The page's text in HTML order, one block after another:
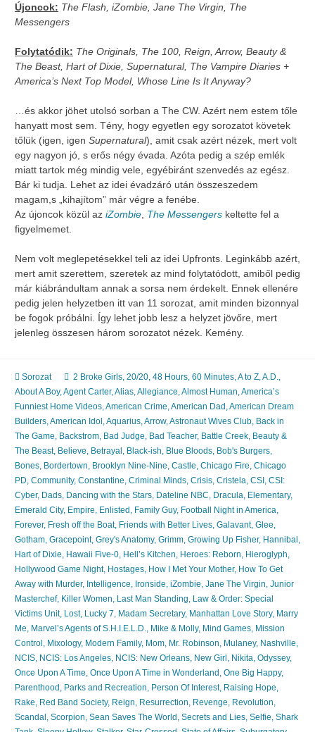
Újoncok: The Flash, iZombie, Jane The Virgin, The
Messengers
Folytatódik: The Originals, The 100, Reign, Arrow, Beauty &
The Beast, Hart of Dixie, Supernatural, The Vampire Diaries +
America’s Next Top Model, Whose Line Is It Anyway?
…és akkor jöhet utolsó sorban a The CW. Azért nem estem tőle
hanyatt most sem. Tény, hogy egyetlen egy sorozatot követek
tőlük (igen, igen Supernatural), amit csak azért nézek, mert volt
egy nagyon jó, s erős négy évada. Azóta pedig a szép emlék
miatt tartok még mindig vele, egyébiránt szenvedés az egész.
Bár ki tudja. Lehet az idei évadzáró után összeszedem
magam,s „kihajítom” már végre a fenébe.
Az újoncok közül az iZombie, The Messengers keltette fel a
figyelmemet.
Nem volt meglepetésekkel teli az idei Upfronts. Leginkább azért,
mert amit szerettem, szeretek az mind folytatódott, amiből pedig
már kiábrándultam annak a sorsa nem érdekelt. Ennek ellenére
pedig jelen helyzetben itt van 11 sorozat, amit minden bizonnyal
be fogok próbálni. Így lehet jobb lesz a helyzet jövőre, mert
jelenleg összesen három sorozatot nézek. Kemény.
Sorozat 2 Broke Girls, 20/20, 48 Hours, 60 Minutes,A to Z,A.D.,
About A Boy,Agent Carter,Alias,Allegiance,Almost Human,America’s
Funniest Home Videos,American Crime,American Dad ,American Dream
Builders,American Idol ,Aquarius,Arrow,Astronaut Wives Club, Back in
The Game, Backstrom, Bad Judge, Bad Teacher, Battle Creek, Beauty &
The Beast, Believe, Betrayal , Black-ish, Blue Bloods, Bob's Burgers,
Bones, Bordertown, Brooklyn Nine-Nine, Castle, Chicago Fire, Chicago
PD, Community, Constantine, Criminal Minds, Crisis, Cristela, CSI , CSI:
Cyber, Dads, Dancing with the Stars, Dateline NBC, Dracula, Elementary,
Emerald City, Empire, Enlisted , Family Guy, Football Night in America,
Forever, Fresh off the Boat, Friends with Better Lives, Galavant, Glee,
Gotham, Gracepoint, Grey's Anatomy, Grimm, Growing Up Fisher, Hannibal ,
Hart of Dixie, Hawaii Five-0, Hell’s Kitchen, Heroes: Reborn, Hieroglyph,
Hollywood Game Night, Hostages, How I Met Your Mother, How To Get
Away with Murder, Intelligence, Ironside, iZombie, Jane The Virgin, Junior
Masterchef, Killer Women, Last Man Standing, Law & Order: Special
Victims Unit, Lost, Lucky 7, Madam Secretary, Manhattan Love Story, Marry
Me, Marvel’s Agents of S.H.I.E.L.D., Mike & Molly, Mind Games, Mission
Control , Mixology, Modern Family, Mom, Mr. Robinson, Mulaney, Nashville,
NCIS, NCIS: Los Angeles, NCIS: New Orleans, New Girl , Nikita, Odyssey,
Once Upon A Time, Once Upon A Time in Wonderland , One Big Happy,
Parenthood , Parks and Recreation, Person Of Interest, Raising Hope,
Rake, Red Band Society, Reign, Resurrection, Revenge, Revolution,
Scandal , Scorpion, Sean Saves The World , Secrets and Lies, Selfie, Shark